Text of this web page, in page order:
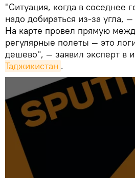
"Ситуация, когда в соседнее
надо добираться из-за угла,
На карте провел прямую
регулярные полеты — это
дешево", — заявил эксперт в
Таджикистан .